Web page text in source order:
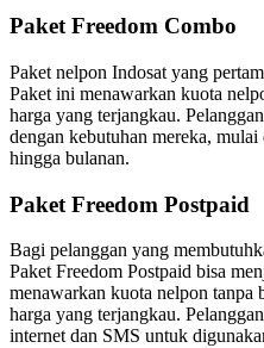
Paket Freedom Combo
Paket nelpon Indosat yang
Paket ini menawarkan kuota
harga yang terjangkau.
dengan kebutuhan mereka,
hingga bulanan.
Paket Freedom Postpaid
Bagi pelanggan yang
Paket Freedom Postpaid bisa
menawarkan kuota nelpon tanpa
harga yang terjangkau.
internet dan SMS untuk